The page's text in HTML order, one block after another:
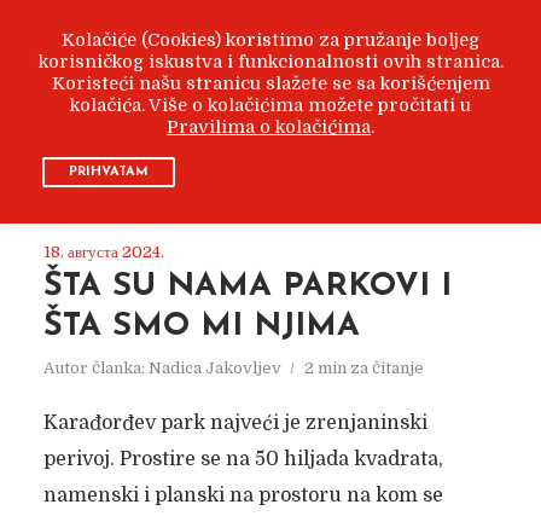
18. августа 2024.
ŠTA SU NAMA PARKOVI I
ŠTA SMO MI NJIMA
Autor članka: Nadica Jakovljev 2 min za čitanje
Karađorđev park najveći je zrenjaninski
perivoj. Prostire se na 50 hiljada kvadrata,
namenski i planski na prostoru na kom se
Kolačiće (Cookies) koristimo za pružanje boljeg
korisničkog iskustva i funkcionalnosti ovih stranica.
Koristeći našu stranicu slažete se sa korišćenjem
kolačića. Više o kolačićima možete pročitati u
Pravilima o kolačićima.
PRIHVATAM